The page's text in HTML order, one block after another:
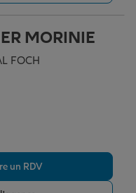
MORINIE
FOCH
un RDV